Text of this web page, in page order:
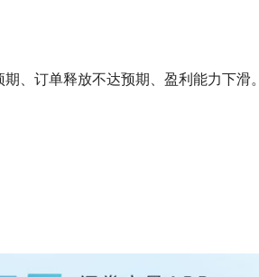
、订单释放不达预期、盈利能力下滑。